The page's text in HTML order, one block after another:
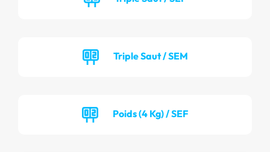
Triple Saut / SEM
Poids (4 Kg) / SEF